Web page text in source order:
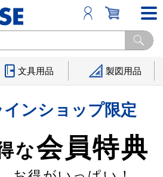
文具用品 製図用品
ンショップ限定
な会員特典